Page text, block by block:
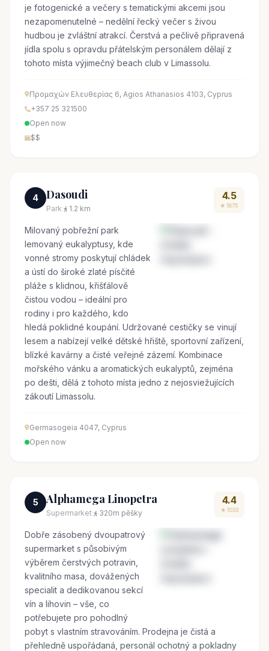
je fotogenické a večery s tematickými akcemi jsou
nezapomenutelné – nedělní řecký večer s živou
hudbou je zvláštní atrakcí. Čerstvá a pečlivě připravená
jídla spolu s opravdu přátelským personálem dělají z
tohoto místa výjimečný beach club v Limassolu.
Προμαχών Ελευθερίας 6, Agios Athanasios 4103, Cyprus
+357 25 321500
Open now
$$
4 Dasoudi
Park· 1.2 km
4.5
★ 1875
Milovaný pobřežní park
lemovaný eukalyptusy, kde
vonné stromy poskytují chládek
a ústí do široké zlaté písčité
pláže s klidnou, křišťálově
čistou vodou – ideální pro
rodiny i pro každého, kdo
hledá poklidné koupání. Udržované cestičky se vinují
lesem a nabízejí velké dětské hřiště, sportovní zařízení,
blízké kavárny a čisté veřejné zázemí. Kombinace
mořského vánku a aromatických eukalyptů, zejména
po dešti, dělá z tohoto místa jedno z nejosviežujících
zákoutí Limassolu.
Germasogeia 4047, Cyprus
Open now
5 Alphamega Linopetra
Supermarket· 320m pěšky
4.4
★ 1033
Dobře zásobený dvoupatrový
supermarket s působivým
výběrem čerstvých potravin,
kvalitního masa, dovážených
specialit a dedikovanou sekcí
vín a lihovin – vše, co
potřebujete pro pohodlný
pobyt s vlastním stravováním. Prodejna je čistá a
přehledně uspořádaná, personál ochotný a pokladny